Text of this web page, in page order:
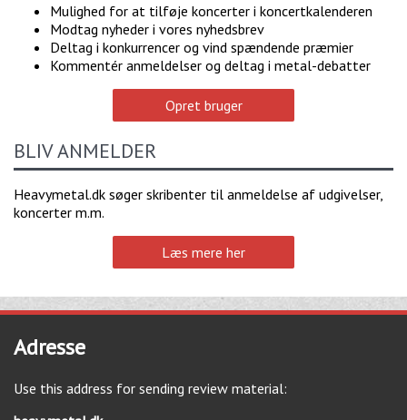
Mulighed for at tilføje koncerter i koncertkalenderen
Modtag nyheder i vores nyhedsbrev
Deltag i konkurrencer og vind spændende præmier
Kommentér anmeldelser og deltag i metal-debatter
Opret bruger
BLIV ANMELDER
Heavymetal.dk søger skribenter til anmeldelse af udgivelser,
koncerter m.m.
Læs mere her
Adresse
Use this address for sending review material: